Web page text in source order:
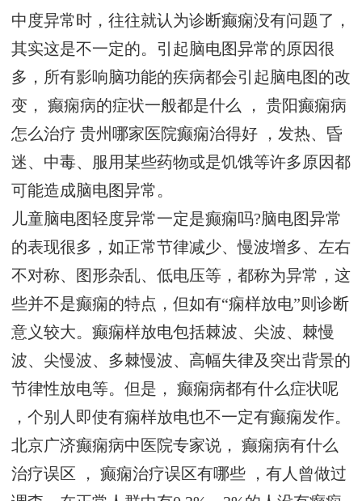
中度异常时，往往就认为诊断癫痫没有问题了，
其实这是不一定的。引起脑电图异常的原因很
多，所有影响脑功能的疾病都会引起脑电图的改
变， 癫痫病的症状一般都是什么
， 贵阳癫痫病
怎么治疗 贵州哪家医院癫痫治得好
，发热、昏
迷、中毒、服用某些药物或是饥饿等许多原因都
可能造成脑电图异常。
儿童脑电图轻度异常一定是癫痫吗?脑电图异常
的表现很多，如正常节律减少、慢波增多、左右
不对称、图形杂乱、低电压等，都称为异常，这
些并不是癫痫的特点，但如有“痫样放电”则诊断
意义较大。癫痫样放电包括棘波、尖波、棘慢
波、尖慢波、多棘慢波、高幅失律及突出背景的
节律性放电等。但是， 癫痫病都有什么症状呢
，个别人即使有痫样放电也不一定有癫痫发作。
北京广济癫痫病中 医院专家说， 癫痫病有什么
治疗误区
， 癫痫治疗误区有哪些
，有人曾做过